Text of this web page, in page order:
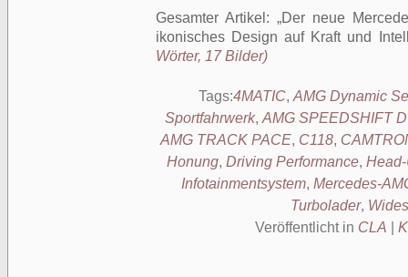
Gesamter Artikel:
Der neue
ikonisches Design auf Kraft und
Wörter, 17 Bilder)
Tags:4MATIC, AMG Dynamic
Sportfahrwerk, AMG SPEEDSHIFT
AMG TRACK PACE, C118,
Honung, Driving Performance,
Infotainmentsystem, Mercedes-
Turbolader,
Veröffentlicht in CLA